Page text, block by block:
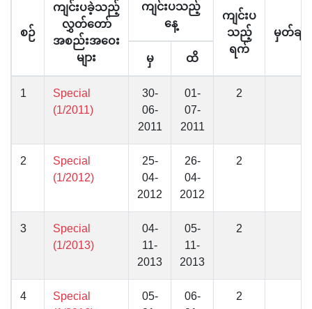
စဉ်
ကျင်းပခဲ့သည့်
လွှတ်တော်
အစည်းအဝေး
များ
ကျင်းပသည့်
နေ့
ကျင်းပ
သည့်
ရက်
မှတ်ချ
မှ ထိ
1
Special
(1/2011)
30-
06-
2011
01-
07-
2011
2
2
Special
(1/2012)
25-
04-
2012
26-
04-
2012
2
3
Special
(1/2013)
04-
11-
2013
05-
11-
2013
2
4
Special
05-
06-
2